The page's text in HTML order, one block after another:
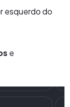
esquerdo do
e